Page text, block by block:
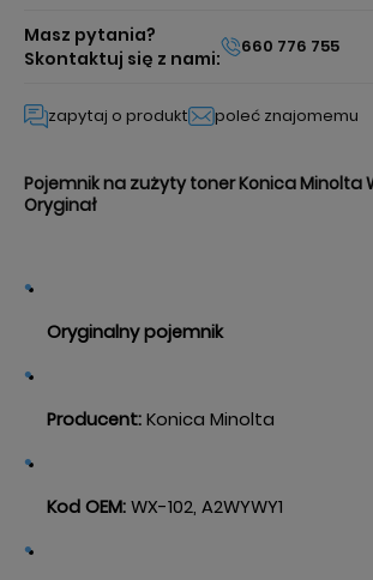
Masz pytania?
Skontaktuj się z nami:
660 776 755
zapytaj o produkt poleć znajomemu
Pojemnik na zużyty toner Konica Minolta
Oryginał
Oryginalny pojemnik
Producent: Konica Minolta
Kod OEM: WX-102, A2WYWY1